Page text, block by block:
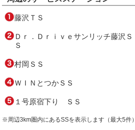
藤沢ＴＳ
Ｄｒ．Ｄｒｉｖｅサンリッチ藤沢Ｓ
Ｓ
村岡ＳＳ
ＷＩＮとつかＳＳ
１号原宿下り ＳＳ
※周辺3km圏内にあるSSを表示します（最大5件）